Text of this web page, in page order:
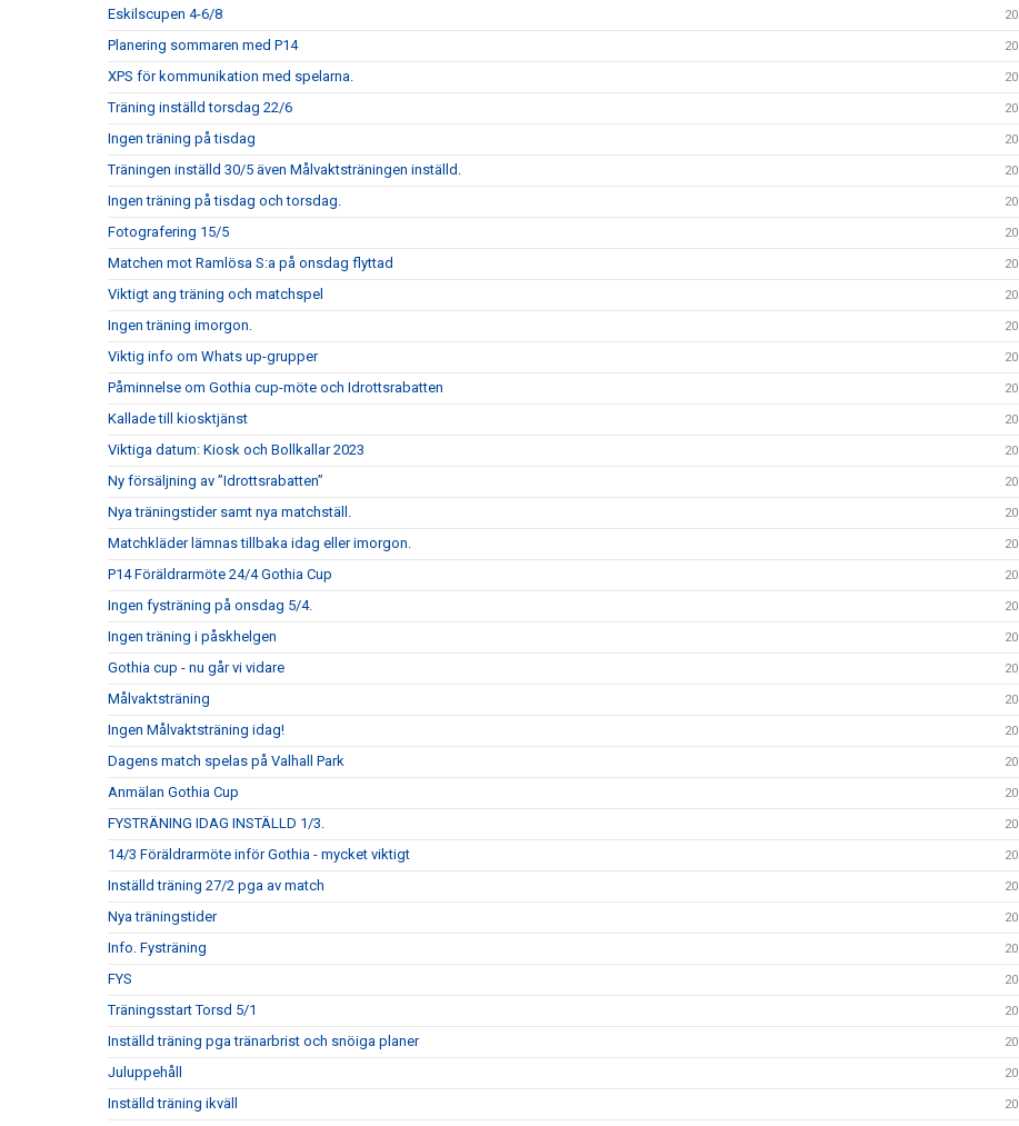
Eskilscupen 4-6/8
Planering sommaren med P14
XPS för kommunikation med spelarna.
Träning inställd torsdag 22/6
Ingen träning på tisdag
Träningen inställd 30/5 även Målvaktsträningen inställd.
Ingen träning på tisdag och torsdag.
Fotografering 15/5
Matchen mot Ramlösa S:a på onsdag flyttad
Viktigt ang träning och matchspel
Ingen träning imorgon.
Viktig info om Whats up-grupper
Påminnelse om Gothia cup-möte och Idrottsrabatten
Kallade till kiosktjänst
Viktiga datum: Kiosk och Bollkallar 2023
Ny försäljning av ”Idrottsrabatten”
Nya träningstider samt nya matchställ.
Matchkläder lämnas tillbaka idag eller imorgon.
P14 Föräldrarmöte 24/4 Gothia Cup
Ingen fysträning på onsdag 5/4.
Ingen träning i påskhelgen
Gothia cup - nu går vi vidare
Målvaktsträning
Ingen Målvaktsträning idag!
Dagens match spelas på Valhall Park
Anmälan Gothia Cup
FYSTRÄNING IDAG INSTÄLLD 1/3.
14/3 Föräldrarmöte inför Gothia - mycket viktigt
Inställd träning 27/2 pga av match
Nya träningstider
Info. Fysträning
FYS
Träningsstart Torsd 5/1
Inställd träning pga tränarbrist och snöiga planer
Juluppehåll
Inställd träning ikväll